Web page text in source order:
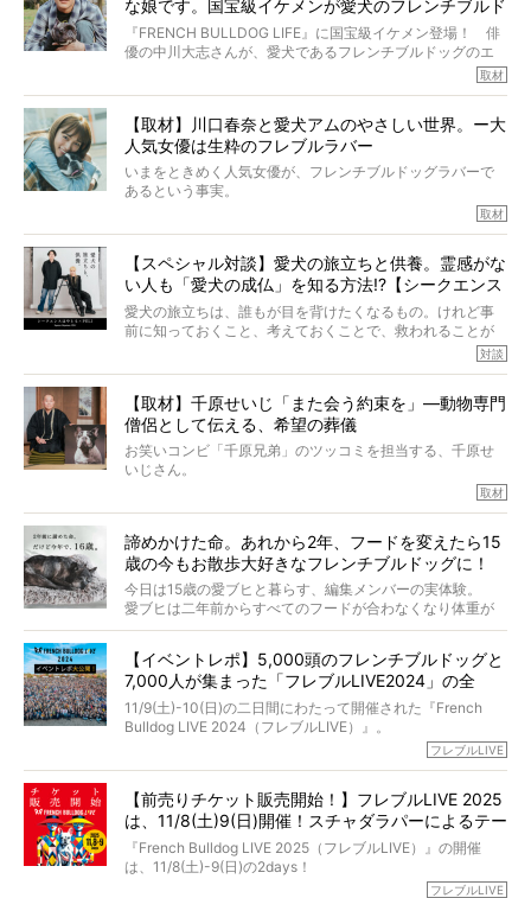
その悲しみをいますぐ解消することはできないが、話をき
いて、泣いたり笑ったりするのもいいだろう。
こんな子だった、こんなにいい子だった、ほんとうに愛し
ていたと。
ぼくらは上沼恵美子さんのご自宅へ伺って、お話をきこう
と思った。
な娘です。国宝級イケメンが愛犬のフレンチブルド
ッグと一緒に登場
『FRENCH BULLDOG LIFE』に国宝級イケメン登場！ 俳
優の中川大志さんが、愛犬であるフレンチブルドッグのエ
マちゃん（2歳の女の子）にメロメロとの情報を聞きつけ、
カエピソードが次から次へと飛び出しました。
取材
【取材】川口春奈と愛犬アムのやさしい世界。ー大
人気女優は生粋のフレブルラバー
いまをときめく人気女優が、フレンチブルドッグラバーで
あるという事実。
とりを目の当たりにするほどに、そのフレンチブルドッグ
愛がわたしたちのそれとまったく同じであることに、なん
だかうれしくなってしまったのでした。
春奈さんとアムちゃんのすてきな暮らしを、BUHI編集長の
小西がいつくしみながら、切り取らせていただきます。
取材
【スペシャル対談】愛犬の旅立ちと供養。霊感がな
い人も「愛犬の成仏」を知る方法!?【シークエンス
はやとも×PELI】
愛犬の旅立ちは、誰もが目を背けたくなるもの。けれど事
前に知っておくこと、考えておくことで、救われることが
力をもつお笑い芸人「シークエンスはやとも」さんに、愛
犬の旅立ちや供養についてインタビュー。
インタビュアー兼対談相手は、大の犬好きで心霊分野の知
識にも長けているPELIさん。
「愛犬が旅立ったあと、ベッドやおもちゃはどうすればい
くれる？」
さらには、霊感がない人でも愛犬が成仏したことを知る方
法まで。
お笑い芸人だからこそ暗くなりすぎない、むしろ心がスッ
と軽くなる。
永久保存版のスペシャル対談です！
対談
【取材】千原せいじ「また会う約束を」―動物専門
僧侶として伝える、希望の葬儀
お笑いコンビ「千原兄弟」のツッコミを担当する、千原せ
いじさん。
た。
僧侶としての名は「靖賢（せいけん）」。
当時54歳という年齢にして、なぜ動物専門僧侶という道を
選んだのか。
また、愛犬の旅立ちとどのように向き合うべきなのか。
た。
取材
諦めかけた命。あれから2年、フードを変えたら15
歳の今もお散歩大好きなフレンチブルドッグに！
今日は15歳の愛ブヒと暮らす、編集メンバーの実体験。
愛ブヒは二年前からすべてのフードが合わなくなり体重が
激減。検査をしても異常はなく「年齢のせいですね…」と言
もう諦めるしかないのかな…そんなとき、我が家に届いたの
が「THE fu-do(ザ・フード)」の試食品でした。
そして「THE fu-do(ザ・フード)」を食べつづけて二年、愛
ブヒは15歳になり、今も元気にお散歩をしています。
今回は、二年前の絶望から今までを包み隠さず、時系列で
【イベントレポ】5,000頭のフレンチブルドッグと
7,000人が集まった「フレブルLIVE2024」の全
貌！
11/9(土)-10(日)の二日間にわたって開催された『French
Bulldog LIVE 2024（フレブルLIVE）』。
今年はのべ5,000頭のフレンチブルドッグと7,000人のフレ
day1の司会はフレブルラバーのロッチさん。day2の音楽フ
ェスには世代ど真ん中のPUFFYが出演するなど、例年以上
に豪華なラインナップ。
北は北海道、南は鹿児島県から。全国のフレンチブルドッ
グが一堂に会した「フレブルLIVE2024」の模様を、詳しく
フレブルLIVE
【前売りチケット販売開始！】フレブルLIVE 2025
は、11/8(土)9(日)開催！スチャダラパーによるテー
マソング制作も決定
『French Bulldog LIVE 2025（フレブルLIVE）』の開催
は、11/8(土)-9(日)の2days！
お得な前売りチケット、いよいよ販売スタートです！フレブルLIVE